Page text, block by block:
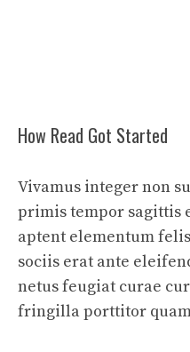
How Read Got Started
Vivamus integer non
primis tempor sagittis
aptent elementum
sociis erat ante
netus feugiat curae
fringilla porttitor